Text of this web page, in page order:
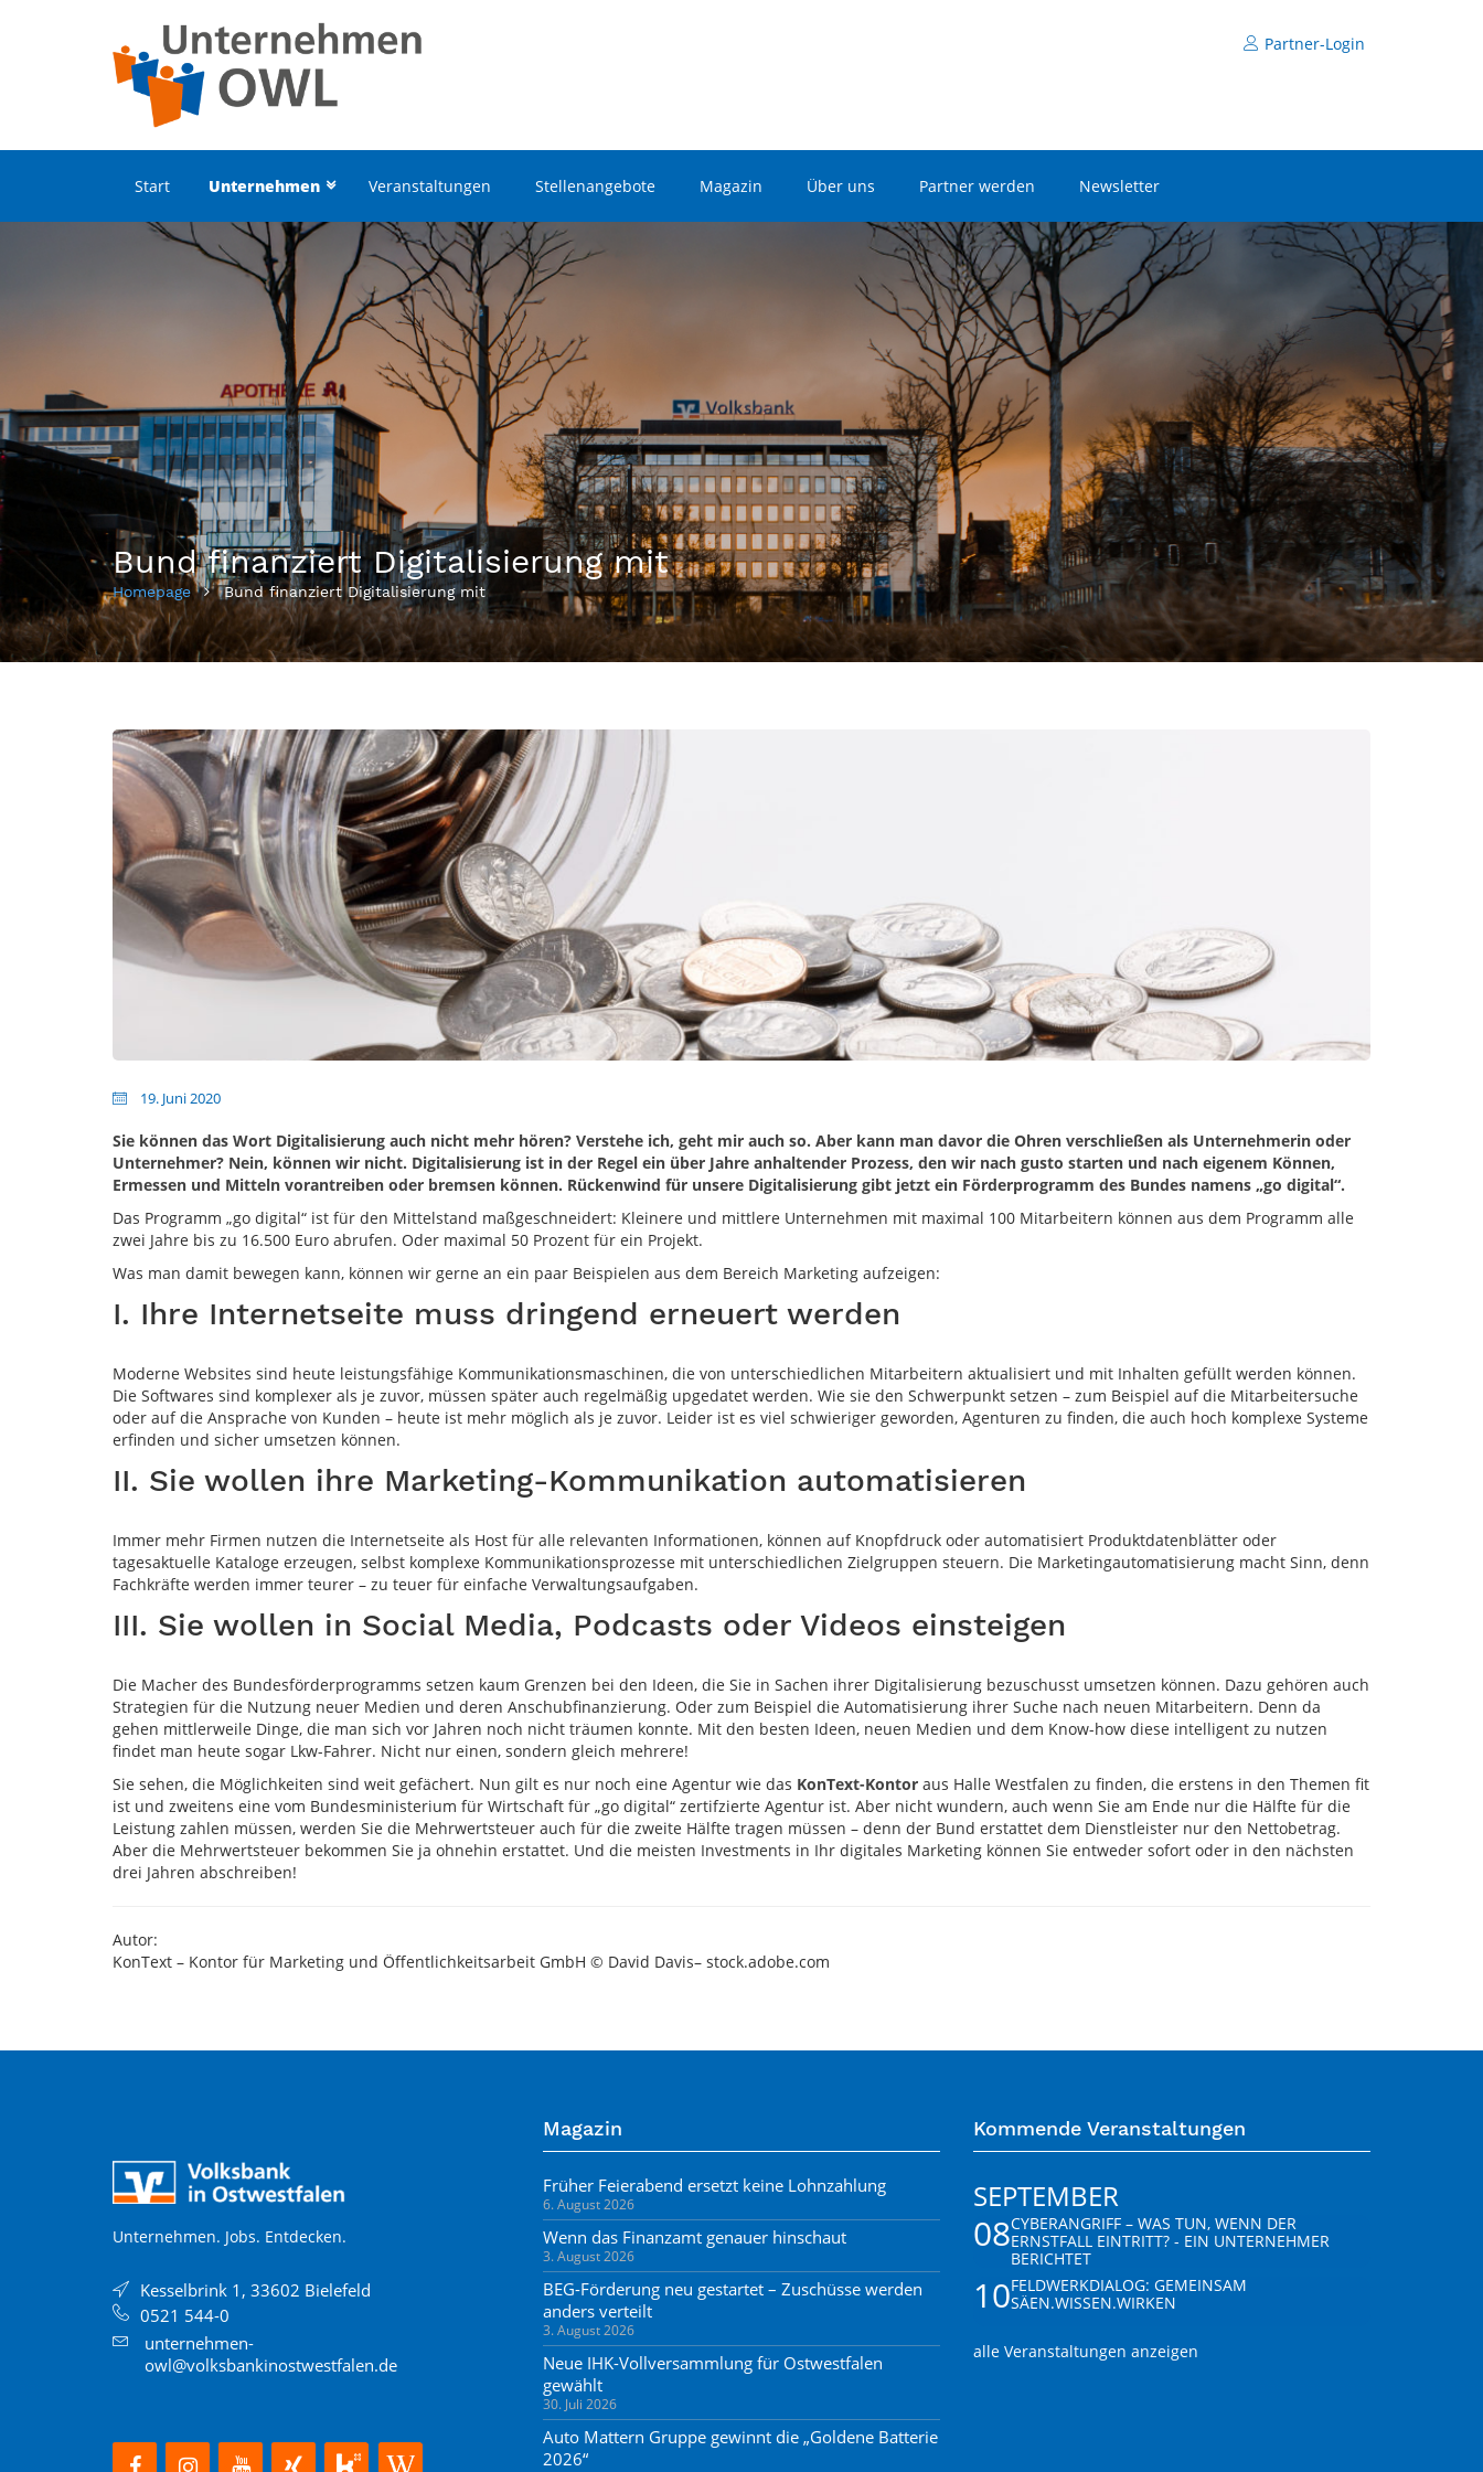
Partner-Login
Start Unternehmen Veranstaltungen Stellenangebote Magazin Über uns Partner werden Newsletter
Bund finanziert Digitalisierung mit
Homepage Bund finanziert Digitalisierung mit
19. Juni 2020
Sie können das Wort Digitalisierung auch nicht mehr hören? Verstehe ich, geht mir auch so. Aber kann man davor die Ohren verschließen als Unternehmerin oder
Unternehmer? Nein, können wir nicht. Digitalisierung ist in der Regel ein über Jahre anhaltender Prozess, den wir nach gusto starten und nach eigenem Können,
Ermessen und Mitteln vorantreiben oder bremsen können. Rückenwind für unsere Digitalisierung gibt jetzt ein Förderprogramm des Bundes namens „go digital“.
Das Programm „go digital“ ist für den Mittelstand maßgeschneidert: Kleinere und mittlere Unternehmen mit maximal 100 Mitarbeitern können aus dem Programm alle
zwei Jahre bis zu 16.500 Euro abrufen. Oder maximal 50 Prozent für ein Projekt.
Was man damit bewegen kann, können wir gerne an ein paar Beispielen aus dem Bereich Marketing aufzeigen:
I. Ihre Internetseite muss dringend erneuert werden
Moderne Websites sind heute leistungsfähige Kommunikationsmaschinen, die von unterschiedlichen Mitarbeitern aktualisiert und mit Inhalten gefüllt werden können.
Die Softwares sind komplexer als je zuvor, müssen später auch regelmäßig upgedatet werden. Wie sie den Schwerpunkt setzen – zum Beispiel auf die Mitarbeitersuche
oder auf die Ansprache von Kunden – heute ist mehr möglich als je zuvor. Leider ist es viel schwieriger geworden, Agenturen zu finden, die auch hoch komplexe Systeme
erfinden und sicher umsetzen können.
II. Sie wollen ihre Marketing-Kommunikation automatisieren
Immer mehr Firmen nutzen die Internetseite als Host für alle relevanten Informationen, können auf Knopfdruck oder automatisiert Produktdatenblätter oder
tagesaktuelle Kataloge erzeugen, selbst komplexe Kommunikationsprozesse mit unterschiedlichen Zielgruppen steuern. Die Marketingautomatisierung macht Sinn, denn
Fachkräfte werden immer teurer – zu teuer für einfache Verwaltungsaufgaben.
III. Sie wollen in Social Media, Podcasts oder Videos einsteigen
Die Macher des Bundesförderprogramms setzen kaum Grenzen bei den Ideen, die Sie in Sachen ihrer Digitalisierung bezuschusst umsetzen können. Dazu gehören auch
Strategien für die Nutzung neuer Medien und deren Anschubfinanzierung. Oder zum Beispiel die Automatisierung ihrer Suche nach neuen Mitarbeitern. Denn da
gehen mittlerweile Dinge, die man sich vor Jahren noch nicht träumen konnte. Mit den besten Ideen, neuen Medien und dem Know-how diese intelligent zu nutzen
findet man heute sogar Lkw-Fahrer. Nicht nur einen, sondern gleich mehrere!
Sie sehen, die Möglichkeiten sind weit gefächert. Nun gilt es nur noch eine Agentur wie das KonText-Kontor aus Halle Westfalen zu finden, die erstens in den Themen fit
ist und zweitens eine vom Bundesministerium für Wirtschaft für „go digital“ zertifzierte Agentur ist. Aber nicht wundern, auch wenn Sie am Ende nur die Hälfte für die
Leistung zahlen müssen, werden Sie die Mehrwertsteuer auch für die zweite Hälfte tragen müssen – denn der Bund erstattet dem Dienstleister nur den Nettobetrag.
Aber die Mehrwertsteuer bekommen Sie ja ohnehin erstattet. Und die meisten Investments in Ihr digitales Marketing können Sie entweder sofort oder in den nächsten
drei Jahren abschreiben!
Autor:
KonText – Kontor für Marketing und Öffentlichkeitsarbeit GmbH © David Davis– stock.adobe.com
Unternehmen. Jobs. Entdecken.
Kesselbrink 1, 33602 Bielefeld
0521 544-0
unternehmen-
owl@volksbankinostwestfalen.de
Magazin
Früher Feierabend ersetzt keine Lohnzahlung
6. August 2026
Wenn das Finanzamt genauer hinschaut
3. August 2026
BEG-Förderung neu gestartet – Zuschüsse werden
anders verteilt
3. August 2026
Neue IHK-Vollversammlung für Ostwestfalen
gewählt
30. Juli 2026
Auto Mattern Gruppe gewinnt die „Goldene Batterie
2026“
Kommende Veranstaltungen
SEPTEMBER
08CYBERANGRIFF – WAS TUN, WENN DER
ERNSTFALL EINTRITT? - EIN UNTERNEHMER
BERICHTET
10FELDWERKDIALOG: GEMEINSAM
SÄEN.WISSEN.WIRKEN
alle Veranstaltungen anzeigen